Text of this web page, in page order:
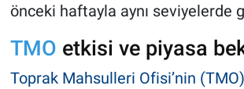
önceki haftayla aynı seviyelerde
TMO etkisi ve piyasa
Toprak Mahsulleri Ofisi’nin